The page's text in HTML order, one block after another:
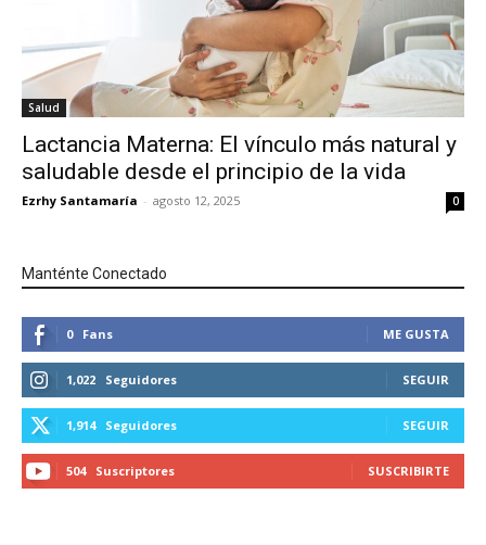
Salud
Lactancia Materna: El vínculo más natural y
saludable desde el principio de la vida
Ezrhy Santamaría - agosto 12, 2025 0
Manténte Conectado
0 Fans ME GUSTA
1,022 Seguidores SEGUIR
1,914 Seguidores SEGUIR
504 Suscriptores SUSCRIBIRTE